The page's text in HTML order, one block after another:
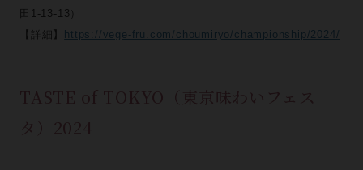
田1-13-13）
【詳細】
https://vege-fru.com/choumiryo/championship/2024/
TASTE of TOKYO（東京味わいフェス
タ）2024